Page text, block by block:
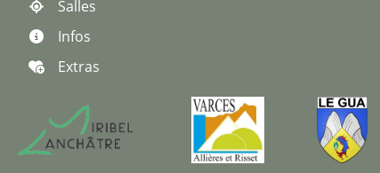
Salles
Infos
Extras